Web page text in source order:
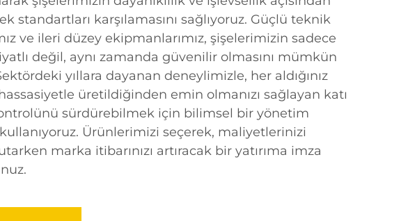
standartları karşılamasını sağlıyoruz. Güçlü teknik
ve ileri düzey ekipmanlarımız, şişelerimizin sadece
değil, aynı zamanda güvenilir olmasını mümkün
yıllara dayanan deneylimizle, her aldığınız
üretildiğinden emin olmanızı sağlayan katı
sürdürebilmek için bilimsel bir yönetim
Ürünlerimizi seçerek, maliyetlerinizi
marka itibarınızı artıracak bir yatırıma imza